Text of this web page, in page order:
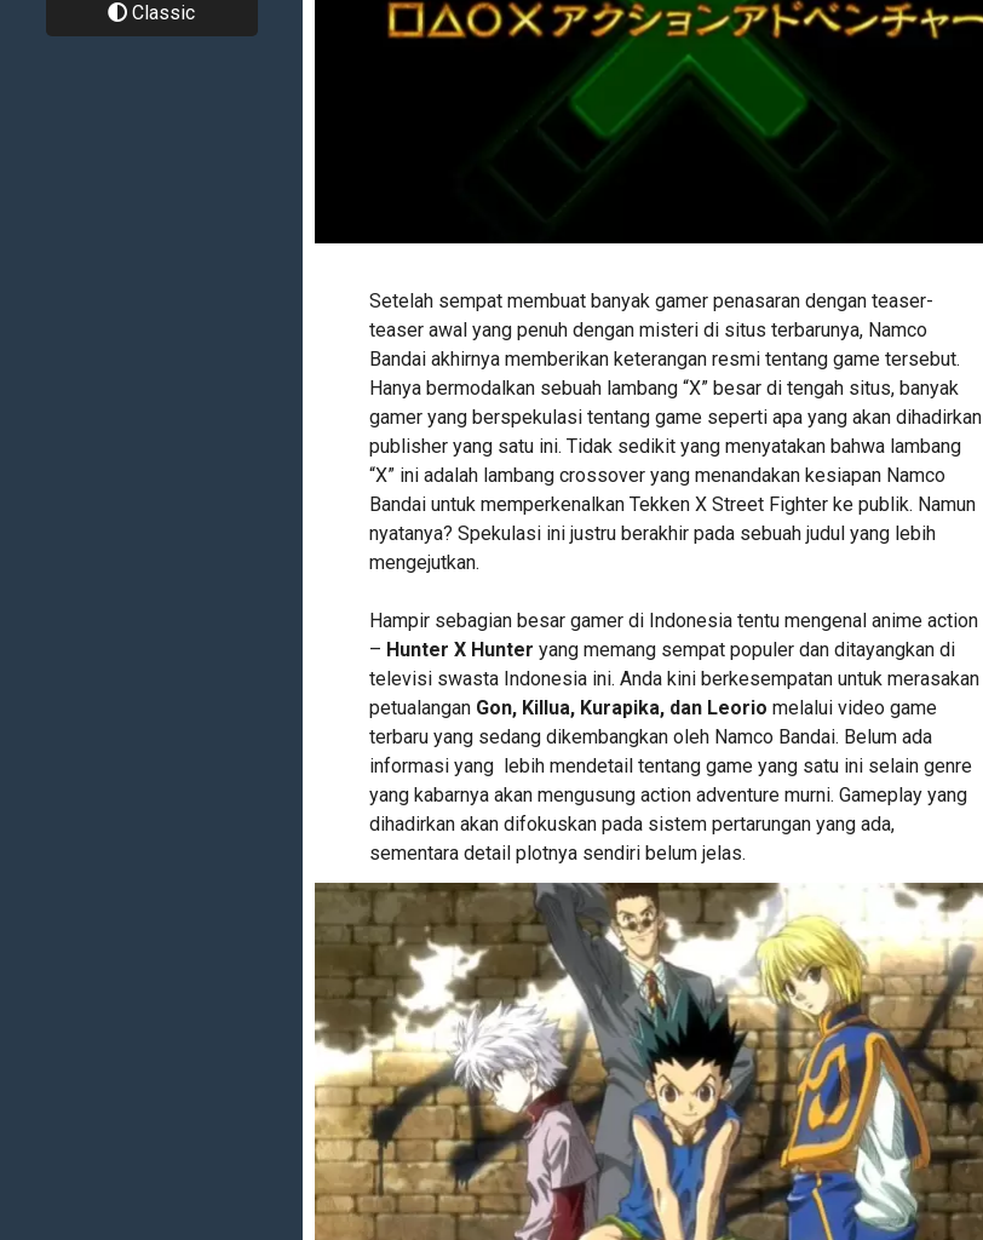
Classic
Setelah sempat membuat banyak gamer penasaran dengan teaser-
teaser awal yang penuh dengan misteri di situs terbarunya, Namco
Bandai akhirnya memberikan keterangan resmi tentang game tersebut.
Hanya bermodalkan sebuah lambang “X” besar di tengah situs, banyak
gamer yang berspekulasi tentang game seperti apa yang akan dihadirkan
publisher yang satu ini. Tidak sedikit yang menyatakan bahwa lambang
“X” ini adalah lambang crossover yang menandakan kesiapan Namco
Bandai untuk memperkenalkan Tekken X Street Fighter ke publik. Namun
nyatanya? Spekulasi ini justru berakhir pada sebuah judul yang lebih
mengejutkan.
Hampir sebagian besar gamer di Indonesia tentu mengenal anime action
– Hunter X Hunter yang memang sempat populer dan ditayangkan di
televisi swasta Indonesia ini. Anda kini berkesempatan untuk merasakan
petualangan Gon, Killua, Kurapika, dan Leorio melalui video game
terbaru yang sedang dikembangkan oleh Namco Bandai. Belum ada
informasi yang lebih mendetail tentang game yang satu ini selain genre
yang kabarnya akan mengusung action adventure murni. Gameplay yang
dihadirkan akan difokuskan pada sistem pertarungan yang ada,
sementara detail plotnya sendiri belum jelas.